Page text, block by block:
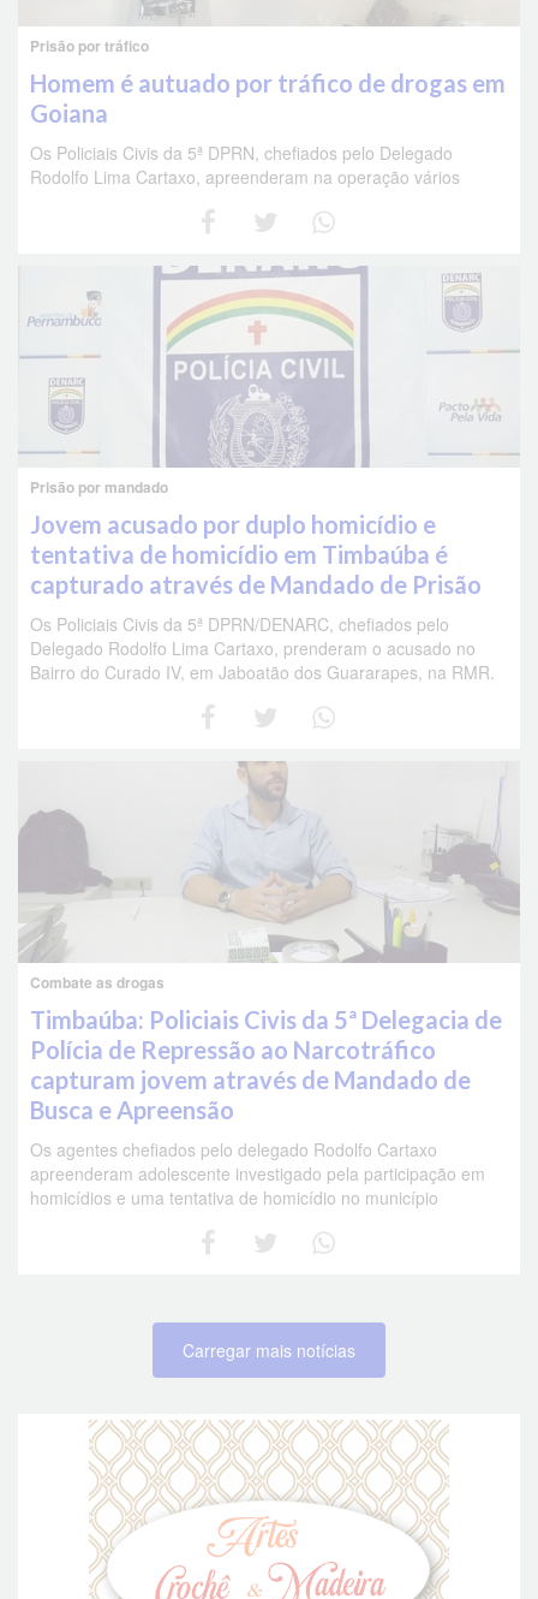
Prisão por tráfico
Homem é autuado por tráfico de drogas em
Goiana
Os Policiais Civis da 5ª DPRN, chefiados pelo Delegado
Rodolfo Lima Cartaxo, apreenderam na operação vários
Prisão por mandado
Jovem acusado por duplo homicídio e
tentativa de homicídio em Timbaúba é
capturado através de Mandado de Prisão
Os Policiais Civis da 5ª DPRN/DENARC, chefiados pelo
Delegado Rodolfo Lima Cartaxo, prenderam o acusado no
Bairro do Curado IV, em Jaboatão dos Guararapes, na RMR.
Combate as drogas
Timbaúba: Policiais Civis da 5ª Delegacia de
Polícia de Repressão ao Narcotráfico
capturam jovem através de Mandado de
Busca e Apreensão
Os agentes chefiados pelo delegado Rodolfo Cartaxo
apreenderam adolescente investigado pela participação em
homicídios e uma tentativa de homicídio no município
Carregar mais notícias